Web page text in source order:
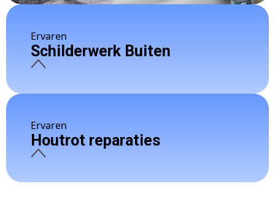
Ervaren
Schilderwerk Buiten
Ervaren
Houtrot reparaties